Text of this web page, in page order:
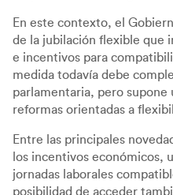
En este contexto, el
de la jubilación flexible que
e incentivos para
medida todavía debe
parlamentaria, pero supone
reformas orientadas a
Entre las principales
los incentivos económicos,
jornadas laborales
posibilidad de acceder